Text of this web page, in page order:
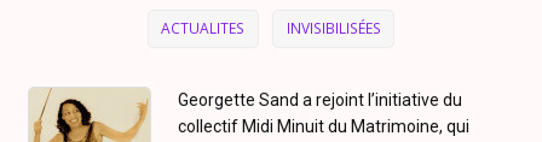
ACTUALITES INVISIBILISÉES
Georgette Sand a rejoint l’initiative du
collectif Midi Minuit du Matrimoine, qui